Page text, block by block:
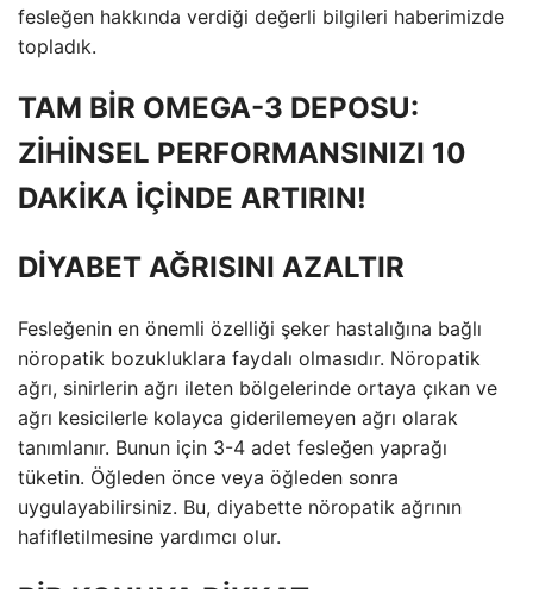
fesleğen hakkında verdiği değerli bilgileri haberimizde
topladık.
TAM BİR OMEGA-3 DEPOSU:
ZİHİNSEL PERFORMANSINIZI 10
DAKİKA İÇİNDE ARTIRIN!
DİYABET AĞRISINI AZALTIR
Fesleğenin en önemli özelliği şeker hastalığına bağlı
nöropatik bozukluklara faydalı olmasıdır. Nöropatik
ağrı, sinirlerin ağrı ileten bölgelerinde ortaya çıkan ve
ağrı kesicilerle kolayca giderilemeyen ağrı olarak
tanımlanır. Bunun için 3-4 adet fesleğen yaprağı
tüketin. Öğleden önce veya öğleden sonra
uygulayabilirsiniz. Bu, diyabette nöropatik ağrının
hafifletilmesine yardımcı olur.